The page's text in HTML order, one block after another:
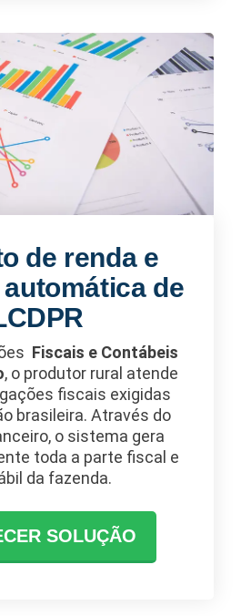
de renda e
de
Fiscais e Contábeis
, o produtor rural atende
fiscais exigidas
brasileira. Através do
o sistema gera
toda a parte fiscal e
da fazenda.
SOLUÇÃO